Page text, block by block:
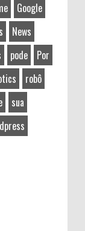
Google
News
pode
Por
robô
sua